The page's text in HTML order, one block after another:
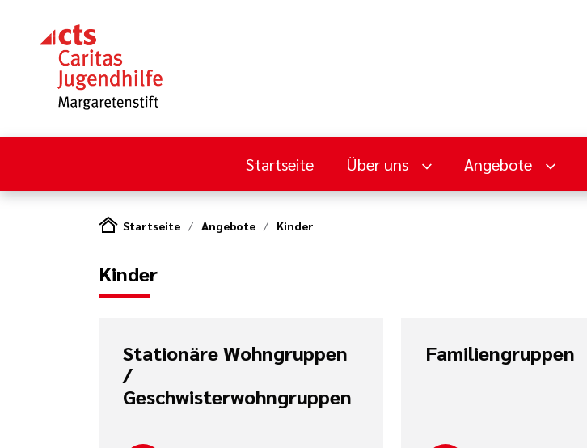
Startseite Über uns Angebote
Startseite Angebote Kinder
Kinder
Stationäre Wohngruppen
/
Geschwisterwohngruppen
Familiengruppen